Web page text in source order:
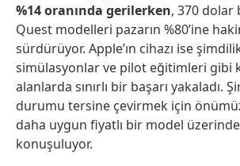
%14 oranında gerilerken, 370 dolar
Quest modelleri pazarın %80’ine
sürdürüyor. Apple’ın cihazı ise
simülasyonlar ve pilot eğitimleri gibi
alanlarda sınırlı bir başarı yakaladı.
durumu tersine çevirmek için
daha uygun fiyatlı bir model üzerinde
konuşuluyor.